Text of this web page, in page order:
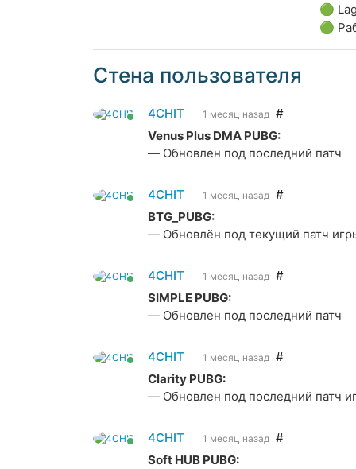
🟢
🟢
Стена пользователя
4CHIT 1 месяц назад #
Venus Plus DMA PUBG:
— Обновлен под последний патч
4CHIT 1 месяц назад #
BTG_PUBG:
— Обновлён под текущий патч
4CHIT 1 месяц назад #
SIMPLE PUBG:
— Обновлен под последний патч
4CHIT 1 месяц назад #
Clarity PUBG:
— Обновлен под последний патч
4CHIT 1 месяц назад #
Soft HUB PUBG: